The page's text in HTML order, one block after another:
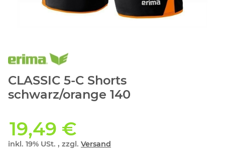
CLASSIC 5-C Shorts
schwarz/orange 140
19,49 €
inkl. 19% USt. , zzgl. Versand